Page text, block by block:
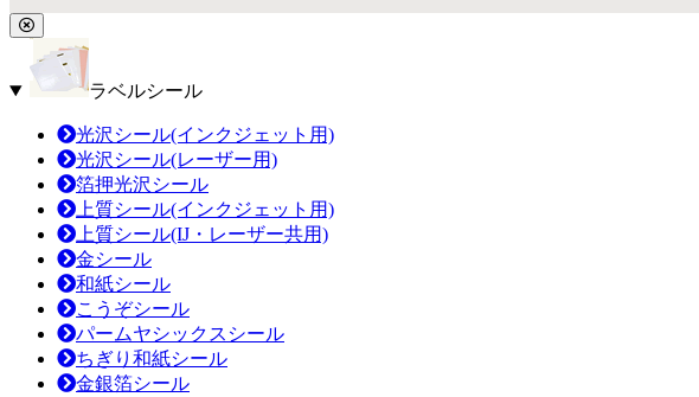
ラベルシール
光沢シール(インクジェット用)
光沢シール(レーザー用)
箔押光沢シール
上質シール(インクジェット用)
上質シール(IJ・レーザー共用)
金シール
和紙シール
こうぞシール
パームヤシックスシール
ちぎり和紙シール
金銀箔シール